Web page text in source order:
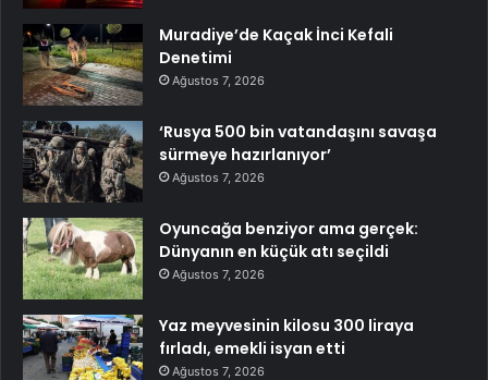
Muradiye’de Kaçak İnci Kefali
Denetimi
Ağustos 7, 2026
‘Rusya 500 bin vatandaşını savaşa
sürmeye hazırlanıyor’
Ağustos 7, 2026
Oyuncağa benziyor ama gerçek:
Dünyanın en küçük atı seçildi
Ağustos 7, 2026
Yaz meyvesinin kilosu 300 liraya
fırladı, emekli isyan etti
Ağustos 7, 2026